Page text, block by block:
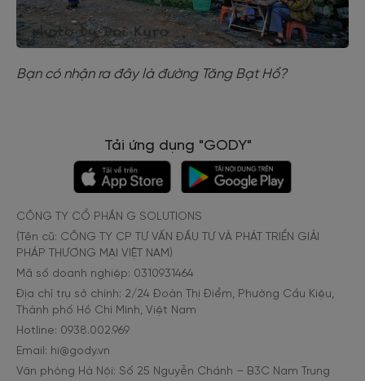
Bạn có nhận ra đây là đường Tăng Bạt Hổ?
Tải ứng dụng "GODY"
CÔNG TY CỔ PHẦN G SOLUTIONS
(Tên cũ: CÔNG TY CP TƯ VẤN ĐẦU TƯ VÀ PHÁT TRIỂN GIẢI
PHÁP THƯƠNG MẠI VIỆT NAM)
Mã số doanh nghiệp: 0310931464
Địa chỉ trụ sở chính: 2/24 Đoàn Thị Điểm, Phường Cầu Kiệu,
Thành phố Hồ Chí Minh, Việt Nam
Hotline: 0938.002.969
Email: hi@gody.vn
Văn phòng Hà Nội: Số 25 Nguyễn Chánh – B3C Nam Trung